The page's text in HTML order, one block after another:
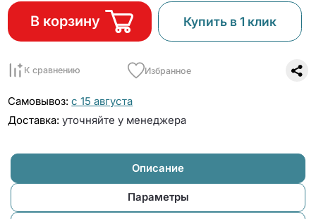
В корзину Купить в 1 клик
К сравнению Избранное
Самовывоз: с 15 августа
Доставка: уточняйте у менеджера
Описание
Параметры